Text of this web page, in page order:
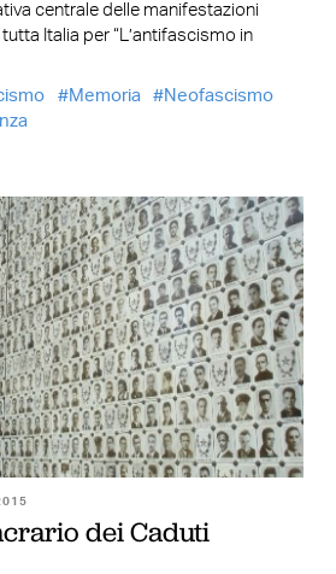
centrale delle manifestazioni
Italia per “L’antifascismo in
Memoria
Neofascismo
dei Caduti